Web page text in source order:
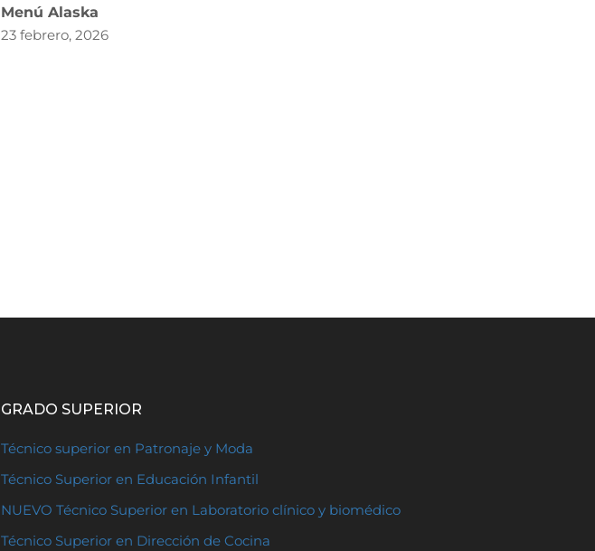
Menú Alaska
23 febrero, 2026
GRADO SUPERIOR
Técnico superior en Patronaje y Moda
Técnico Superior en Educación Infantil
NUEVO Técnico Superior en Laboratorio clínico y biomédico
Técnico Superior en Dirección de Cocina